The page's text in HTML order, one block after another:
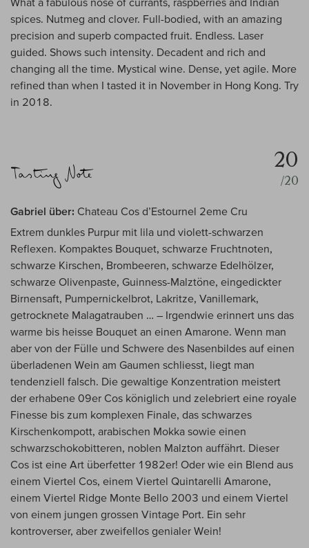
spices. Nutmeg and clover. Full-bodied, with an amazing
precision and superb compacted fruit. Endless. Laser
guided. Shows such intensity. Decadent and rich and
changing all the time. Mystical wine. Dense, yet agile. More
refined than when I tasted it in November in Hong Kong. Try
in 2018.
20
/20
Gabriel über: Chateau Cos d’Estournel 2eme Cru
Extrem dunkles Purpur mit lila und violett-schwarzen
Reflexen. Kompaktes Bouquet, schwarze Fruchtnoten,
schwarze Kirschen, Brombeeren, schwarze Edelhölzer,
schwarze Olivenpaste, Guinness-Malztöne, eingedickter
Birnensaft, Pumpernickelbrot, Lakritze, Vanillemark,
getrocknete Malagatrauben … – Irgendwie erinnert uns das
warme bis heisse Bouquet an einen Amarone. Wenn man
aber von der Fülle und Schwere des Nasenbildes auf einen
überladenen Wein am Gaumen schliesst, liegt man
tendenziell falsch. Die gewaltige Konzentration meistert
der erhabene 09er Cos königlich und zelebriert eine royale
Finesse bis zum komplexen Finale, das schwarzes
Kirschenkompott, arabischen Mokka sowie einen
schwarzschokobitteren, noblen Malzton auffährt. Dieser
Cos ist eine Art überfetter 1982er! Oder wie ein Blend aus
einem Viertel Cos, einem Viertel Quintarelli Amarone,
einem Viertel Ridge Monte Bello 2003 und einem Viertel
von einem jungen grossen Vintage Port. Ein sehr
kontroverser, aber zweifellos genialer Wein!